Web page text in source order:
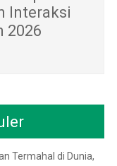
Interaksi
2026
Termahal di Dunia,